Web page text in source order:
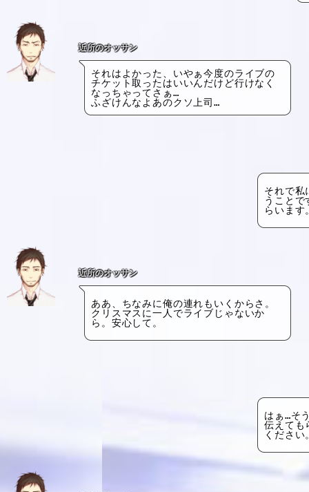
近所のオッサン
それはよかった、いやぁ今度のライブの
チケット取ったはいいんだけど行けなく
なっちゃってさぁ…
ふざけんなよあのクソ上司…
それで私
うことで
らいます
近所のオッサン
ああ、ちなみに俺の連れもいくからさ。
クリスマスに一人でライブじゃないか
ら。安心して。
はぁ…そ
伝えても
ください